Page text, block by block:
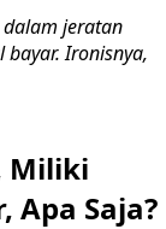
dalam jeratan
Ironisnya,
Miliki
Apa Saja?